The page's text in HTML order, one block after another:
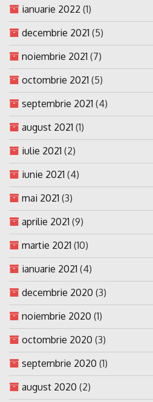
ianuarie 2022 (1)
decembrie 2021 (5)
noiembrie 2021 (7)
octombrie 2021 (5)
septembrie 2021 (4)
august 2021 (1)
iulie 2021 (2)
iunie 2021 (4)
mai 2021 (3)
aprilie 2021 (9)
martie 2021 (10)
ianuarie 2021 (4)
decembrie 2020 (3)
noiembrie 2020 (1)
octombrie 2020 (3)
septembrie 2020 (1)
august 2020 (2)